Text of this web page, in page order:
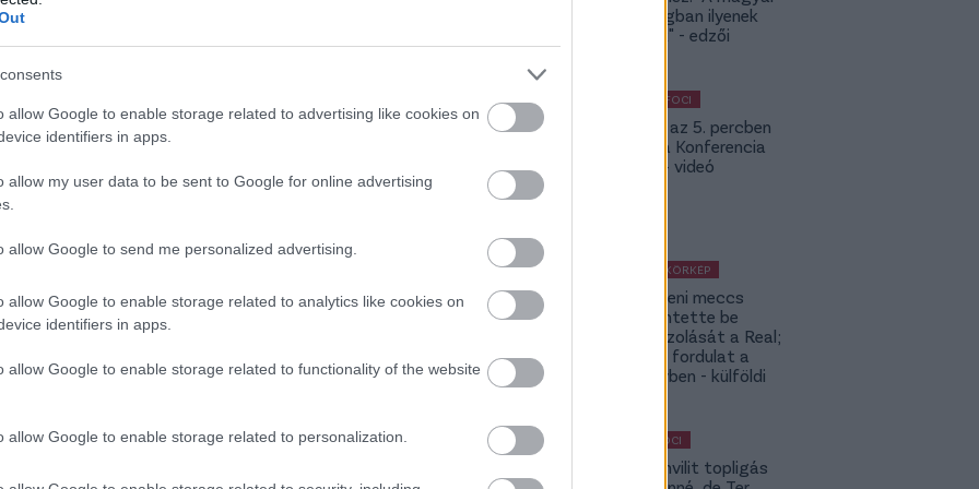
allow Google to enable storage related to advertising like cookies on
identifiers in apps.
allow my user data to be sent to Google for online advertising
allow Google to send me personalized advertising.
allow Google to enable storage related to analytics like cookies on
identifiers in apps.
allow Google to enable storage related to functionality of the website
allow Google to enable storage related to personalization.
»a víz felett tartani a fejét«, hiszen ő is
van, különösen azóta, hogy
egy meccset, és igen, hibázott, de
többnyire rendben volt (és talán nyertek is
egyszer sem kapott lehetőséget.
legjobb időszaka,
Azt reméljük, hogy
családba«, egy kis »benzint
védő poszton ballábas játékost
Ezen a poszton ott van még Szalai Gábor is,
itt, de az egyetlen közülük, akinek már
bajnokságban ilyenek
nincsenek" - edzői
KÜLFÖLDI FOCI
Bolla már az 5. percben
betalált a Konferencia
Ligában – videó
KÜLFÖLDI KÖRKÉP
A Fradi elleni meccs
előtt jelentette be
rekordigazolását a Real;
hatalmas fordulat a
Rodri-ügyben - külföldi
MAGYAR FOCI
Yaakobishvilit topligás